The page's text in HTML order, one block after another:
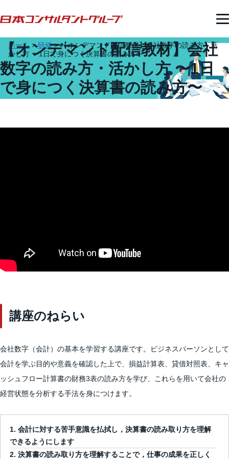
ホーム >研修>【オンデマンド配信教材】会社数字の読み方・活
かし方 〜1日で身につく決算書の読み方〜
【オンデマンド配信教材】会社
数字の読み方・活かし方 〜1日
で身につく決算書の読み方〜
講座のねらい
会社数字（会計）の基本を学習する講座です。ビジネスパーソンとして
会計を学ぶ目的や意義を確認した上で、損益計算表、貸借対照表、キャ
ッシュフロー計算書の財務3表の読み方を学び、これらを用いて会社の
経営状態を分析する手法を身につけます。
会計に対する苦手意識を払拭し，決算書の読み取り方を理解
できるようにします
決算書の読み取り方を理解することで，仕事の成果を正しく